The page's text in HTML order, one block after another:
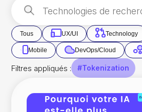
Tous UX/UI Technology
Mobile DevOps/Cloud
Filtres appliqués : #Tokenization